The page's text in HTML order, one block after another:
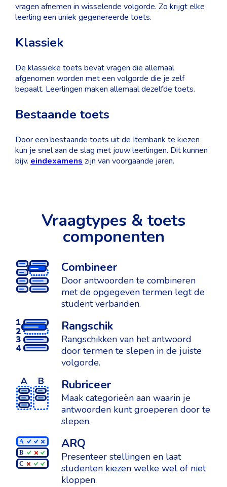
vragen afnemen in wisselende volgorde. Zo krijgt elke
leerling een uniek gegenereerde toets.
Klassiek
De klassieke toets bevat vragen die allemaal
afgenomen worden met een volgorde die je zelf
bepaalt. Leerlingen maken allemaal dezelfde toets.
Bestaande toets
Door een bestaande toets uit de Itembank te kiezen
kun je snel aan de slag met jouw leerlingen. Dit kunnen
bijv. eindexamens zijn van voorgaande jaren.
Vraagtypes & toets
componenten
Combineer
Door antwoorden te combineren
met de opgegeven termen legt de
student verbanden.
Rangschik
Rangschikken van het antwoord
door termen te slepen in de juiste
volgorde.
Rubriceer
Maak categorieën aan waarin je
antwoorden kunt groeperen door te
slepen.
ARQ
Presenteer stellingen en laat
studenten kiezen welke wel of niet
kloppen